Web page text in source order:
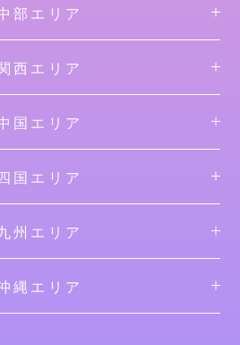
部エリア
西エリア
国エリア
国エリア
州エリア
縄エリア